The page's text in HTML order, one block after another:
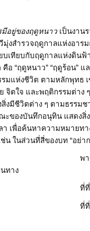
อยู่ของฤดูหนาว เป็นงาน
งสำรวจฤดูกาลแห่งอาร
ยบเทียบกับฤดูกาลแห่งดิน
อ “ฤดูหนาว” “ฤดูร้อน” แ
มแห่งชีวิต ตามหลักพุทธ
จิตใจ และพฤติกรรมต่าง
สิ่งมีชีวิตต่าง ๆ ตามธรรม
ของบันทึกอนุทิน แสดงสิ่ง
า เพื่อค้นหาความหมายท
น ในส่วนที่สี่ของบท “อย่า
องไปอยู่
ทาง
ม่มีใคร
เจกแสดง